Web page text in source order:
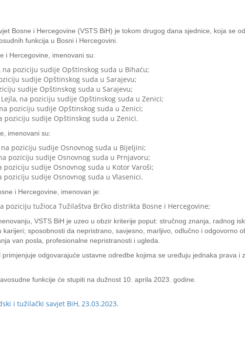
Bosne i Hercegovine (VSTS BiH) je tokom drugog dana sjednice, koja se
funkcija u Bosni i Hercegovini.
i Hercegovine, imenovani su:
na poziciju sudije Opštinskog suda u Bihaću;
sudije Opštinskog suda u Sarajevu;
sudije Opštinskog suda u Sarajevu;
na poziciju sudije Opštinskog suda u Zenici;
poziciju sudije Opštinskog suda u Zenici;
poziciju sudije Opštinskog suda u Zenici.
imenovani su:
poziciju sudije Osnovnog suda u Bijeljini;
poziciju sudije Osnovnog suda u Prnjavoru;
poziciju sudije Osnovnog suda u Kotor Varoši;
poziciju sudije Osnovnog suda u Vlasenici.
i Hercegovine, imenovan je:
poziciju tužioca Tužilaštva Brčko distrikta Bosne i Hercegovine;
VSTS BiH je uzeo u obzir kriterije poput: stručnog znanja, radnog
karijeri; sposobnosti da nepristrano, savjesno, marljivo, odlučno i odgovorno
van posla, profesionalne nepristranosti i ugleda.
primjenjuje odgovarajuće ustavne odredbe kojima se uređuju jednaka prava
funkcije će stupiti na dužnost 10. aprila 2023. godine.
i tužilački savjet BiH, 23.03.2023.